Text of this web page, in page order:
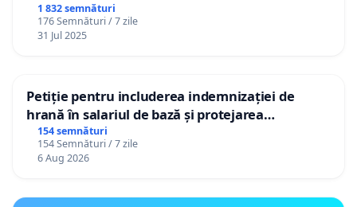
1 832 semnături
176 Semnături / 7 zile
31 Jul 2025
Petiție pentru includerea indemnizației de
hrană în salariul de bază și protejarea
gradațiilor de vechime pentru asistenții
personali
154 semnături
154 Semnături / 7 zile
6 Aug 2026